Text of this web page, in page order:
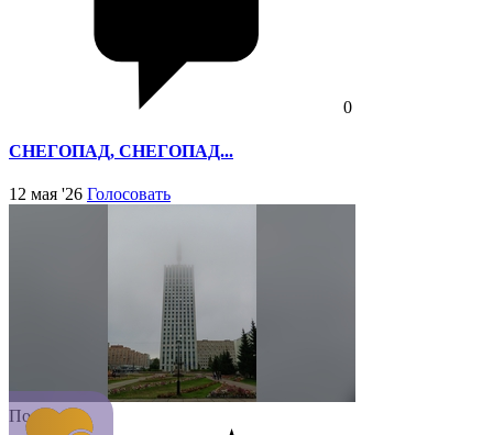
0
СНЕГОПАД, СНЕГОПАД...
12 мая '26 Голосовать
Подкаст